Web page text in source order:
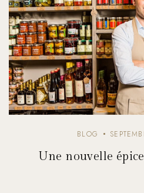
BLOG
Une nouvelle